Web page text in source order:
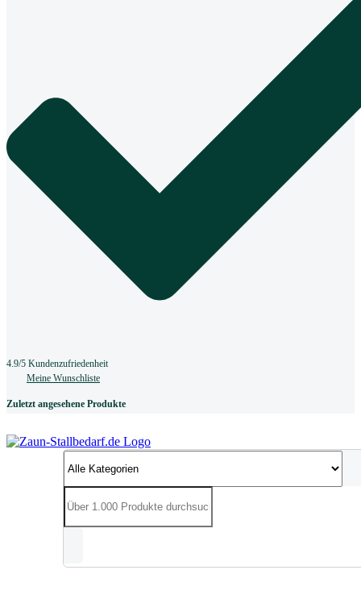
4.9/5 Kundenzufriedenheit
Meine Wunschliste
Zuletzt angesehene Produkte